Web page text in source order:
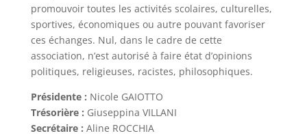
promouvoir toutes les activités scolaires, culturelles,
sportives, économiques ou autre pouvant favoriser
ces échanges. Nul, dans le cadre de cette
association, n’est autorisé à faire état d’opinions
politiques, religieuses, racistes, philosophiques.
Présidente : Nicole GAIOTTO
Trésorière : Giuseppina VILLANI
Secrétaire : Aline ROCCHIA